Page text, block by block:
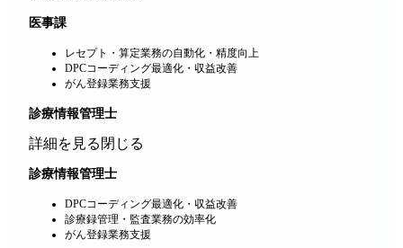
医事課
レセプト・算定業務の自動化・精度向上
DPCコーディング最適化・収益改善
がん登録業務支援
診療情報管理士
詳細を見る 閉じる
診療情報管理士
DPCコーディング最適化・収益改善
診療録管理・監査業務の効率化
がん登録業務支援